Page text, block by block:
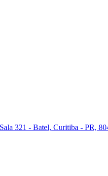
321 - Batel, Curitiba - PR,